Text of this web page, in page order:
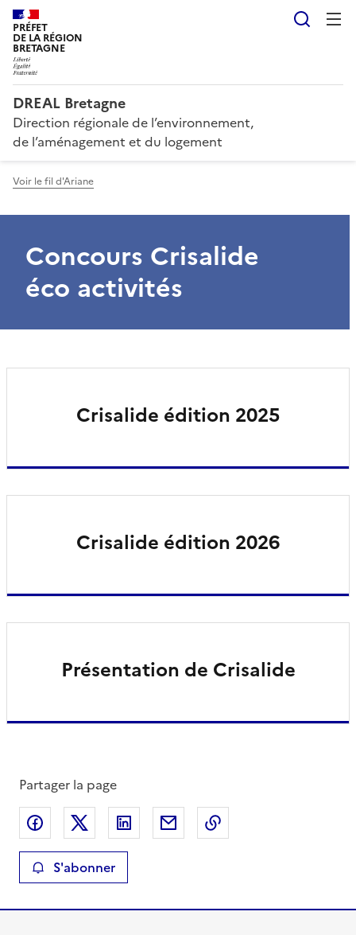
PRÉFET
DE LA RÉGION
BRETAGNE
DREAL Bretagne
Direction régionale de l’environnement,
de l’aménagement et du logement
Voir le fil d'Ariane
Concours Crisalide
éco activités
Crisalide édition 2025
Crisalide édition 2026
Présentation de Crisalide
Partager la page
Partager sur Facebook
Partager sur XPartager sur LinkedIn
Partager par email
S'abonner